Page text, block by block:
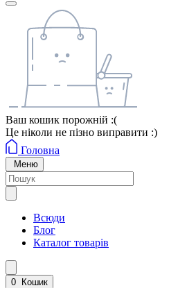
Ваш кошик порожній :(
Це ніколи не пізно виправити :)
Головна
Меню
Всюди
Блог
Каталог товарів
0 Кошик